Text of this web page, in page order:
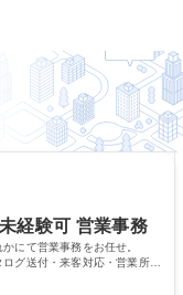
経験可 営業事務
にて営業事務をお任せ。
グ送付・来客対応・営業所内